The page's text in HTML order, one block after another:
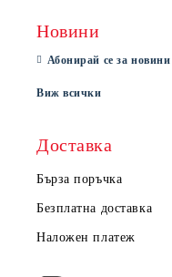
Новини
Абонирай се за новини
Виж всички
Доставка
Бърза поръчка
Безплатна доставка
Наложен платеж